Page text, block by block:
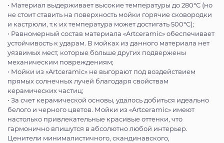
• Материал выдерживает высокие температуры до 280°С (но
не стоит ставить на поверхность мойки горячие сковородки
и кастрюли, т.к их температура может достигать 500°С);
• Равномерный состав материала «Artceramic» обеспечивает
устойчивость к ударам. В мойках из данного материала нет
уязвимых мест, которые больше других подвержены
механическим повреждениям;
• Мойки из «Artceramic» не выгорают под воздействием
прямых солнечных лучей благодаря свойствам
керамических частиц;
• За счет керамической основы, удалось добиться идеально
белого и черного цветов. Мойки из «Artceramic» имеют
настолько привлекательные красивые оттенки, что
гармонично впишутся в абсолютно любой интерьер.
Ценители минималистичного, скандинавского,